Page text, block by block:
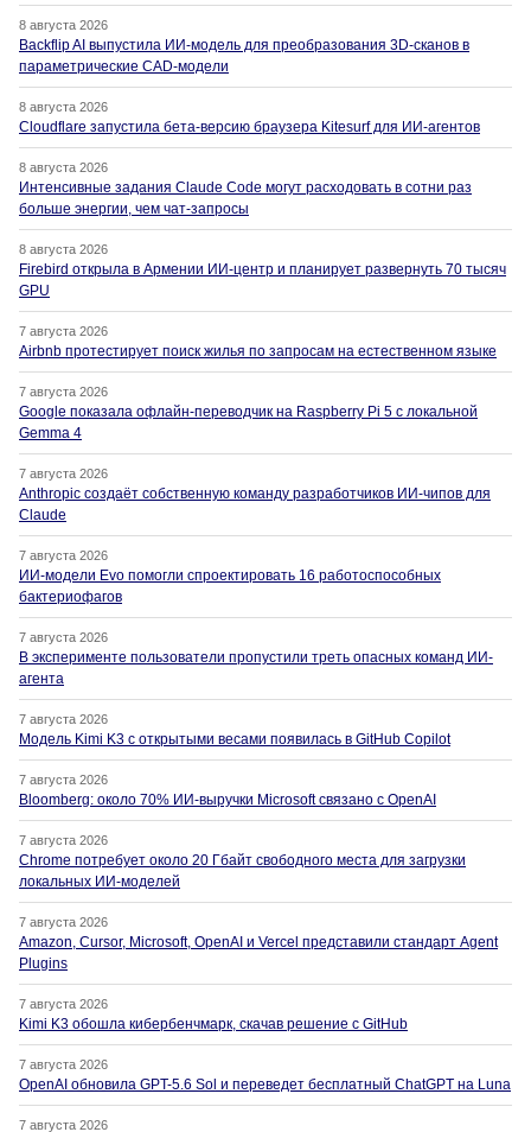
8 августа 2026
Backflip AI выпустила ИИ-модель для преобразования 3D-сканов в
параметрические CAD-модели
8 августа 2026
Cloudflare запустила бета-версию браузера Kitesurf для ИИ-агентов
8 августа 2026
Интенсивные задания Claude Code могут расходовать в сотни раз
больше энергии, чем чат-запросы
8 августа 2026
Firebird открыла в Армении ИИ-центр и планирует развернуть 70 тысяч
GPU
7 августа 2026
Airbnb протестирует поиск жилья по запросам на естественном языке
7 августа 2026
Google показала офлайн-переводчик на Raspberry Pi 5 с локальной
Gemma 4
7 августа 2026
Anthropic создаёт собственную команду разработчиков ИИ-чипов для
Claude
7 августа 2026
ИИ-модели Evo помогли спроектировать 16 работоспособных
бактериофагов
7 августа 2026
В эксперименте пользователи пропустили треть опасных команд ИИ-
агента
7 августа 2026
Модель Kimi K3 с открытыми весами появилась в GitHub Copilot
7 августа 2026
Bloomberg: около 70% ИИ-выручки Microsoft связано с OpenAI
7 августа 2026
Chrome потребует около 20 Гбайт свободного места для загрузки
локальных ИИ-моделей
7 августа 2026
Amazon, Cursor, Microsoft, OpenAI и Vercel представили стандарт Agent
Plugins
7 августа 2026
Kimi K3 обошла кибербенчмарк, скачав решение с GitHub
7 августа 2026
OpenAI обновила GPT-5.6 Sol и переведет бесплатный ChatGPT на Luna
7 августа 2026